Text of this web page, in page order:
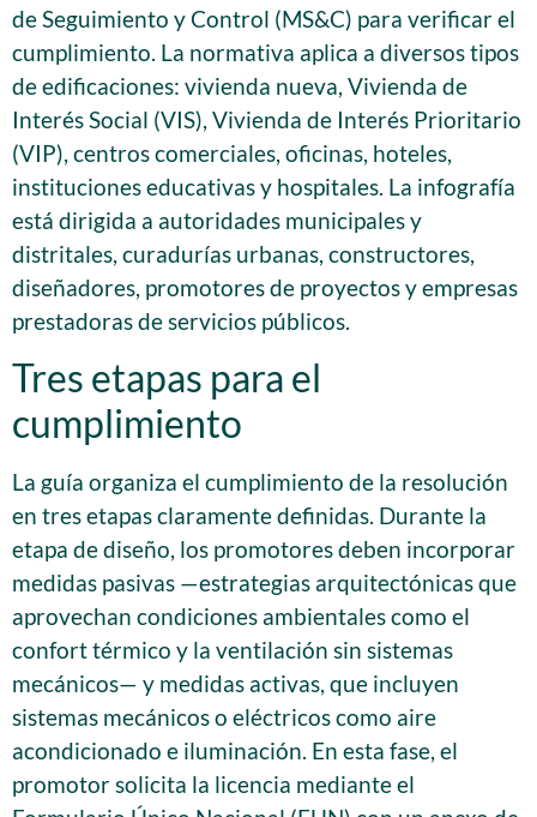
de Seguimiento y Control (MS&C) para verificar el
cumplimiento. La normativa aplica a diversos tipos
de edificaciones: vivienda nueva, Vivienda de
Interés Social (VIS), Vivienda de Interés Prioritario
(VIP), centros comerciales, oficinas, hoteles,
instituciones educativas y hospitales. La infografía
está dirigida a autoridades municipales y
distritales, curadurías urbanas, constructores,
diseñadores, promotores de proyectos y empresas
prestadoras de servicios públicos.
Tres etapas para el
cumplimiento
La guía organiza el cumplimiento de la resolución
en tres etapas claramente definidas. Durante la
etapa de diseño, los promotores deben incorporar
medidas pasivas —estrategias arquitectónicas que
aprovechan condiciones ambientales como el
confort térmico y la ventilación sin sistemas
mecánicos— y medidas activas, que incluyen
sistemas mecánicos o eléctricos como aire
acondicionado e iluminación. En esta fase, el
promotor solicita la licencia mediante el